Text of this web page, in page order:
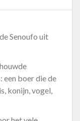
Senoufo uit
een boer die de
konijn, vogel,